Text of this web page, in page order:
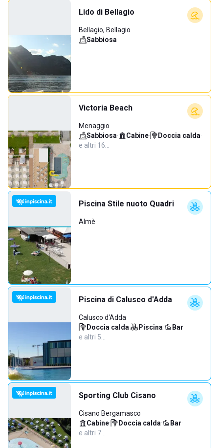
Lido di Bellagio
Bellagio, Bellagio
Sabbiosa
Victoria Beach
Menaggio
Sabbiosa· Cabine· Doccia calda·
e altri 16…
Piscina Stile nuoto Quadri
Almè
Piscina di Calusco d'Adda
Calusco d'Adda
Doccia calda· Piscina· Bar·
e altri 5…
Sporting Club Cisano
Cisano Bergamasco
Cabine· Doccia calda· Bar·
e altri 7…